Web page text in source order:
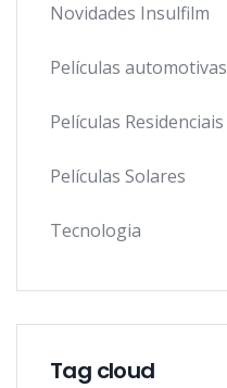
Novidades Insulfilm
Películas automotivas
Películas Residenciais
Películas Solares
Tecnologia
Tag cloud